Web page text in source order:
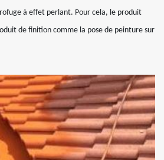
à effet perlant. Pour cela, le produit
de finition comme la pose de peinture sur